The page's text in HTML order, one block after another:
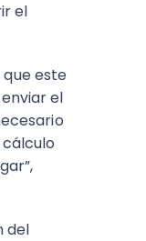
el
este
el
del